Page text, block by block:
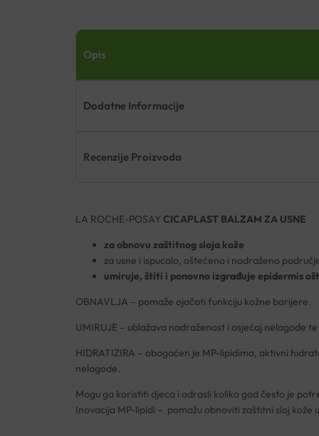
Opis
Dodatne Informacije
Recenzije Proizvoda
LA ROCHE-POSAYCICAPLAST BALZAM ZA USNE
za obnovu zaštitnog sloja kože
za usne i ispucalo, oštećeno i nadraženo
umiruje, štiti i ponovno izgrađuje epidermis
OBNAVLJA – pomaže ojačati funkciju kožne barijere.
UMIRUJE – ublažava nadraženost i osjećaj nelagode
HIDRATIZIRA – obogaćen je MP-lipidima, aktivni
nelagode.
Mogu ga koristiti djeca i odrasli koliko god često je
Inovacija MP-lipidi – pomažu obnoviti zaštitni sloj